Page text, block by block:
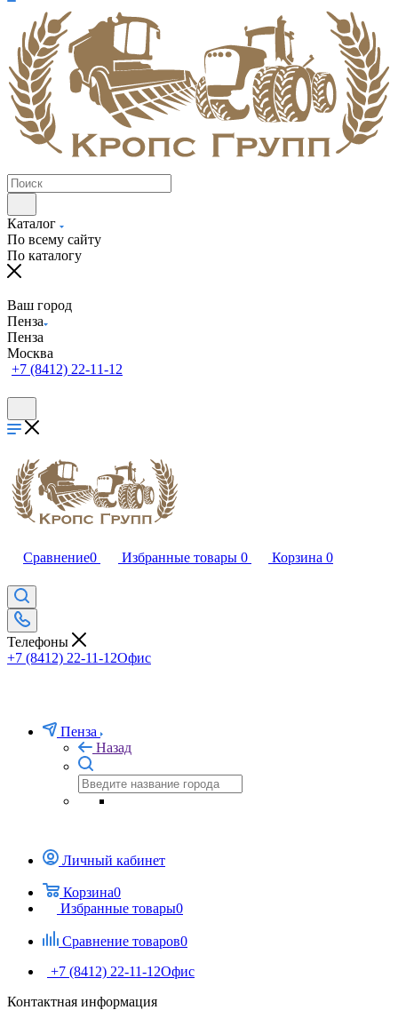
Каталог
По всему сайту
По каталогу
Ваш город
Пенза
Пенза
Москва
+7 (8412) 22-11-12
Сравнение0 Избранные товары 0 Корзина 0
Телефоны
+7 (8412) 22-11-12Офис
Пенза
Назад
Личный кабинет
Корзина0
Избранные товары0
Сравнение товаров0
+7 (8412) 22-11-12Офис
Контактная информация